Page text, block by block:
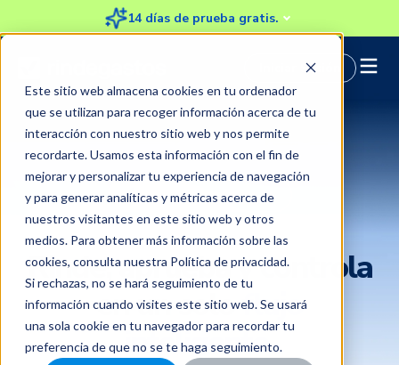
Este sitio web almacena cookies en tu ordenador
que se utilizan para recoger información acerca de tu
interacción con nuestro sitio web y nos permite
recordarte. Usamos esta información con el fin de
mejorar y personalizar tu experiencia de navegación
y para generar analíticas y métricas acerca de
nuestros visitantes en este sitio web y otros
medios. Para obtener más información sobre las
cookies, consulta nuestra Política de privacidad.
Si rechazas, no se hará seguimiento de tu
información cuando visites este sitio web. Se usará
una sola cookie en tu navegador para recordar tu
preferencia de que no se te haga seguimiento.
14 días de prueba gratis.
Iniciar Sesión
Rinde, aprueba y controla
en un soloflujo
inteligente